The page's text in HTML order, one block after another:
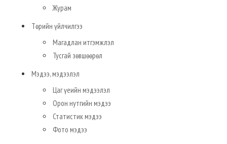
Журам
Төрийн үйлчилгээ
Магадлан итгэмжлэл
Тусгай зөвшөөрөл
Мэдээ, мэдээлэл
Цаг үеийн мэдээлэл
Орон нутгийн мэдээ
Статистик мэдээ
Фото мэдээ